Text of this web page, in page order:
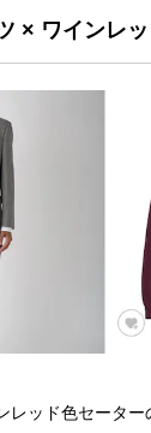
× ワインレ
レッド色セーター